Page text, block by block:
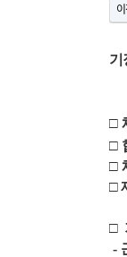
기
□
□
□
□
□
-